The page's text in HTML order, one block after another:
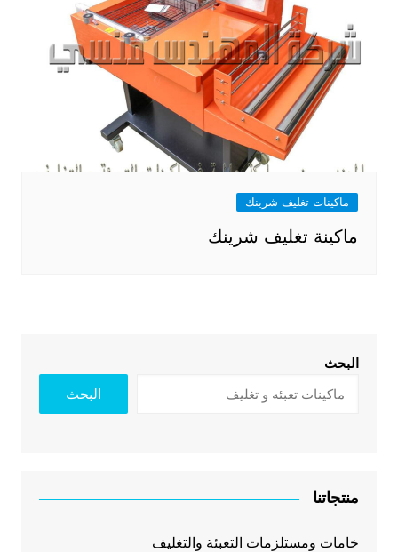
ماكينات تغليف شرينك
ماكينة تغليف شرينك
البحث
البحث
منتجاتنا
خامات ومستلزمات التعبئة والتغليف